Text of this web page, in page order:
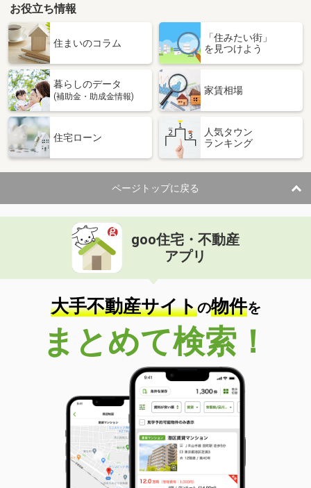
お役立ち情報
住まいのコラム
「住みたい街」
を見つけよう
暮らしのデータ
(補助金・助成金情報)
家賃相場
住宅ローン
人気タウン
ランキング
ページトップに戻る
goo住宅・不動産
アプリ
大手不動産サイトの物件を
まとめて検索！